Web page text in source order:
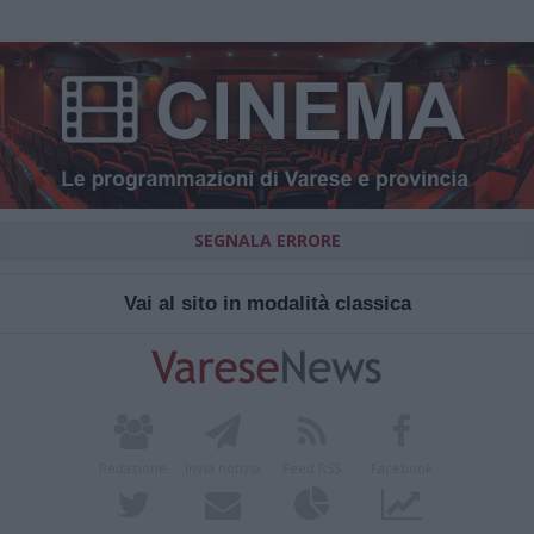
SEGNALA ERRORE
Vai al sito in modalità classica